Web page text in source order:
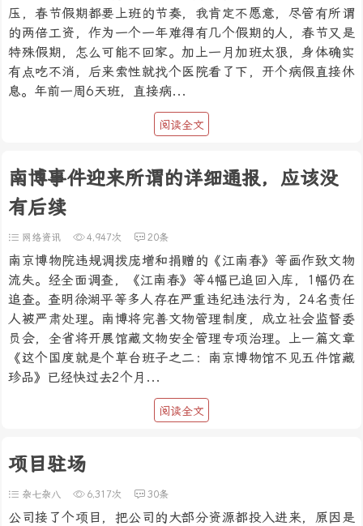
压，春节假期都要上班的节奏，我肯定不愿意，尽管有所谓
的两倍工资，作为一个一年难得有几个假期的人，春节又是
特殊假期，怎么可能不回家。加上一月加班太狠，身体确实
有点吃不消，后来索性就找个医院看了下，开个病假直接休
息。年前一周6天班，直接病...
阅读全文
南博事件迎来所谓的详细通报，应该没
有后续
网络资讯 4,947次 20条
南京博物院违规调拨庞增和捐赠的《江南春》等画作致文物
流失。经全面调查，《江南春》等4幅已追回入库，1幅仍在
追查。查明徐湖平等多人存在严重违纪违法行为，24名责任
人被严肃处理。南博将完善文物管理制度，成立社会监督委
员会，全省将开展馆藏文物安全管理专项治理。上一篇文章
《这个国度就是个草台班子之二：南京博物馆不见五件馆藏
珍品》已经快过去2个月...
阅读全文
项目驻场
杂七杂八 6,317次 30条
公司接了个项目，把公司的大部分资源都投入进来，原因是